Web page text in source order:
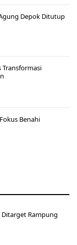
Depok Ditutup
Transformasi
Benahi
Ditarget Rampung